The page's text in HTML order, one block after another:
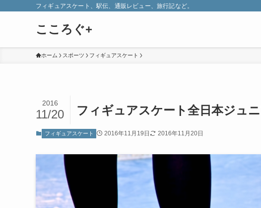
フィギュアスケート、駅伝、通販レビュー、旅行記など。
こころぐ+
ホーム スポーツ フィギュアスケート
フィギュアスケート全日本ジュ
2016
11/20
フィギュアスケート 2016年11月19日 2016年11月20日